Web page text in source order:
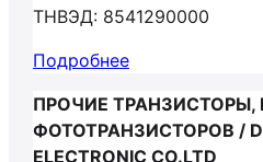
ТНВЭД: 8541290000
Подробнее
ПРОЧИЕ ТРАНЗИСТОРЫ,
ФОТОТРАНЗИСТОРОВ /
ELECTRONIC CO.LTD